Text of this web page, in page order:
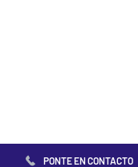
PONTE EN CONTACTO